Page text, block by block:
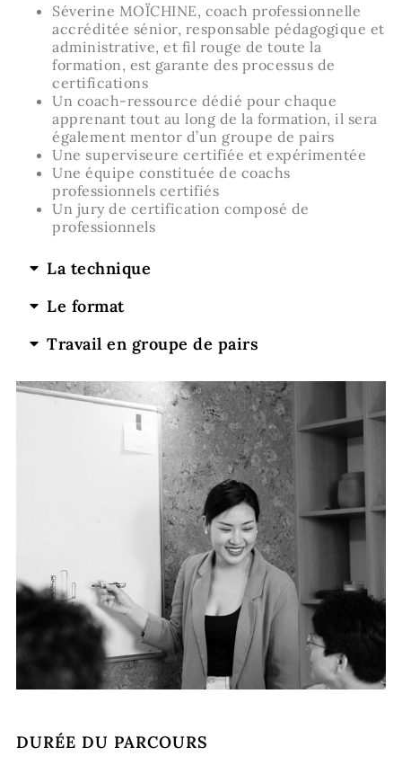
Séverine MOÏCHINE, coach professionnelle
accréditée sénior, responsable pédagogique et
administrative, et fil rouge de toute la
formation, est garante des processus de
certifications
Un coach-ressource dédié pour chaque
apprenant tout au long de la formation, il sera
également mentor d’un groupe de pairs
Une superviseure certifiée et expérimentée
Une équipe constituée de coachs
professionnels certifiés
Un jury de certification composé de
professionnels
La technique
Le format
Travail en groupe de pairs
DURÉE DU PARCOURS